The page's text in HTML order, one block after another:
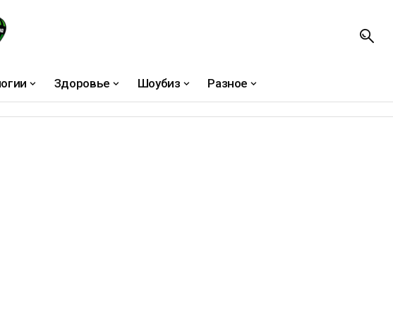
Здоровье Шоубиз Разное